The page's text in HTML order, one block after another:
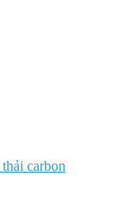
carbon